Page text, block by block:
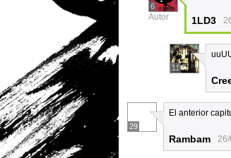
6
Autor 1LD3
11
29
El anterior
Rambam